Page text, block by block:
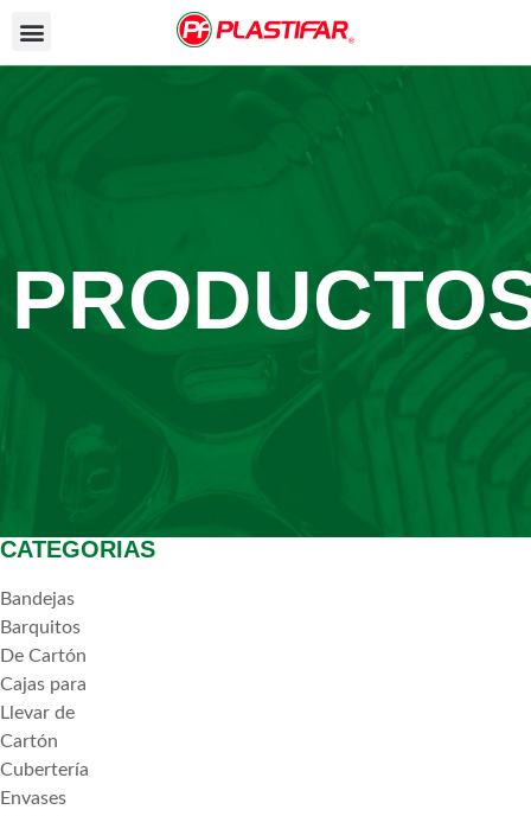
CATEGORIAS
Bandejas
Barquitos
De Cartón
Cajas para
Llevar de
Cartón
Cubertería
Envases